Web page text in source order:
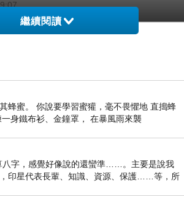
看更多回應
繼續閱讀
蜂蜜。 你說要學習蜜獾，毫不畏懼地 直搗蜂
身鐵布衫、金鐘罩， 在暴風雨來襲
八字，感覺好像說的還蠻準……。主要是說我
印星代表長輩、知識、資源、保護……等，所